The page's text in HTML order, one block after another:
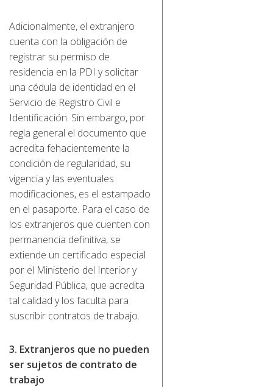
Adicionalmente, el extranjero
cuenta con la obligación de
registrar su permiso de
residencia en la PDI y solicitar
una cédula de identidad en el
Servicio de Registro Civil e
Identificación. Sin embargo, por
regla general el documento que
acredita fehacientemente la
condición de regularidad, su
vigencia y las eventuales
modificaciones, es el estampado
en el pasaporte. Para el caso de
los extranjeros que cuenten con
permanencia definitiva, se
extiende un certificado especial
por el Ministerio del Interior y
Seguridad Pública, que acredita
tal calidad y los faculta para
suscribir contratos de trabajo.
3. Extranjeros que no pueden
ser sujetos de contrato de
trabajo